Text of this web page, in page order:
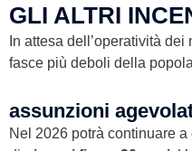
GLI ALTRI
In attesa dell’operatività
fasce più deboli della
assunzioni
Nel 2026 potrà continuare